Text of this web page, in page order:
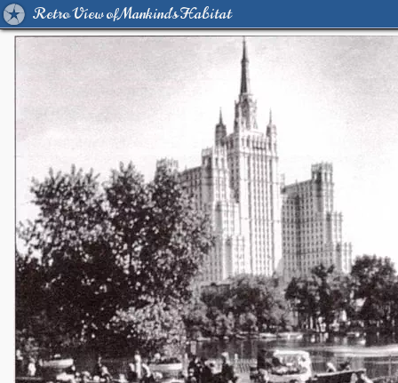
Retro View of Mankind's Habitat